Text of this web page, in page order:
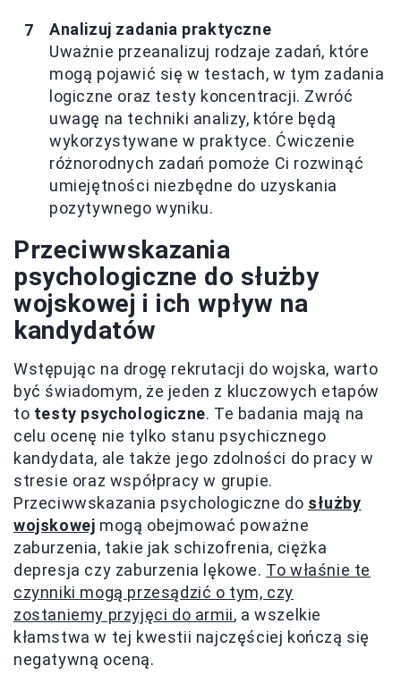
Analizuj zadania praktyczne
Uważnie przeanalizuj rodzaje zadań, które
mogą pojawić się w testach, w tym zadania
logiczne oraz testy koncentracji. Zwróć
uwagę na techniki analizy, które będą
wykorzystywane w praktyce. Ćwiczenie
różnorodnych zadań pomoże Ci rozwinąć
umiejętności niezbędne do uzyskania
pozytywnego wyniku.
Przeciwwskazania
psychologiczne do służby
wojskowej i ich wpływ na
kandydatów
Wstępując na drogę rekrutacji do wojska, warto
być świadomym, że jeden z kluczowych etapów
to testy psychologiczne. Te badania mają na
celu ocenę nie tylko stanu psychicznego
kandydata, ale także jego zdolności do pracy w
stresie oraz współpracy w grupie.
Przeciwwskazania psychologiczne do służby
wojskowej mogą obejmować poważne
zaburzenia, takie jak schizofrenia, ciężka
depresja czy zaburzenia lękowe. To właśnie te
czynniki mogą przesądzić o tym, czy
zostaniemy przyjęci do armii, a wszelkie
kłamstwa w tej kwestii najczęściej kończą się
negatywną oceną.